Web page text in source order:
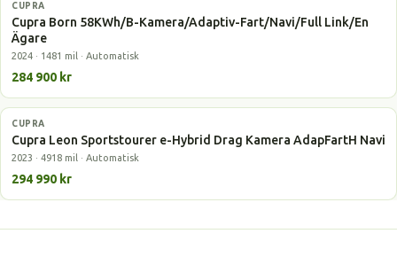
Elbil
CUPRA
Cupra Born 58KWh/B-Kamera/Adaptiv-Fart/Navi/Full Link/En
Ägare
2024 · 1481 mil · Automatisk
284 900 kr
Laddhybrid
CUPRA
Cupra Leon Sportstourer e-Hybrid Drag Kamera AdapFartH Navi
2023 · 4918 mil · Automatisk
294 990 kr